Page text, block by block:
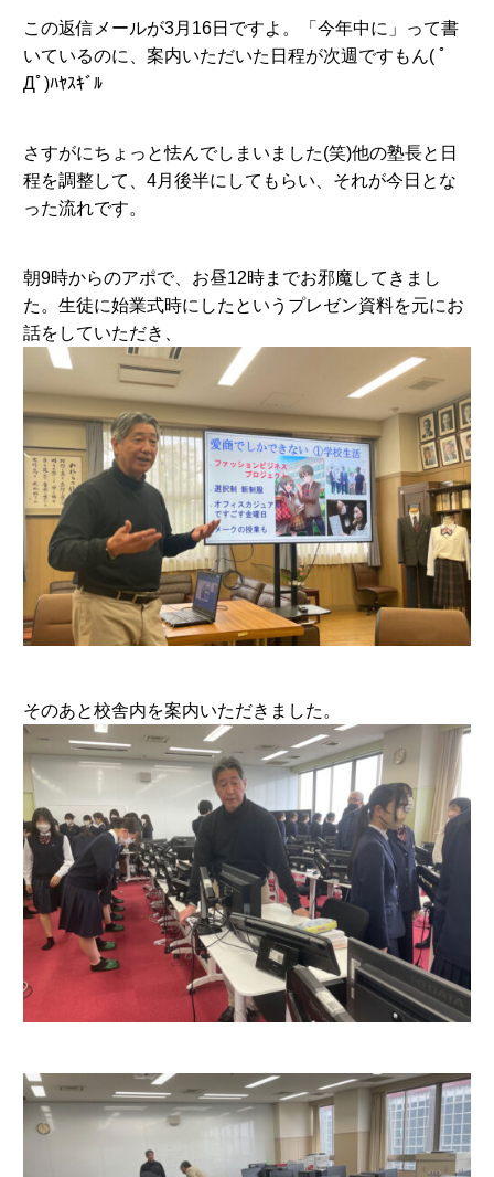
この返信メールが3月16日ですよ。「今年中に」って書
いているのに、案内いただいた日程が次週ですもん( ﾟ
Дﾟ)ﾊﾔｽｷﾞﾙ
さすがにちょっと怯んでしまいました(笑)他の塾長と日
程を調整して、4月後半にしてもらい、それが今日とな
った流れです。
朝9時からのアポで、お昼12時までお邪魔してきまし
た。生徒に始業式時にしたというプレゼン資料を元にお
話をしていただき、
そのあと校舎内を案内いただきました。